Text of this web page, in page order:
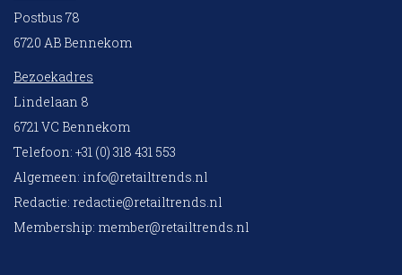
Postbus 78
6720 AB Bennekom
Bezoekadres
Lindelaan 8
6721 VC Bennekom
Telefoon: +31 (0) 318 431 553
Algemeen: info@retailtrends.nl
Redactie: redactie@retailtrends.nl
Membership: member@retailtrends.nl